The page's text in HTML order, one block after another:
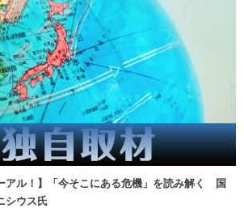
アル！】「今そこにある危機」を読み解く 国
シウス氏